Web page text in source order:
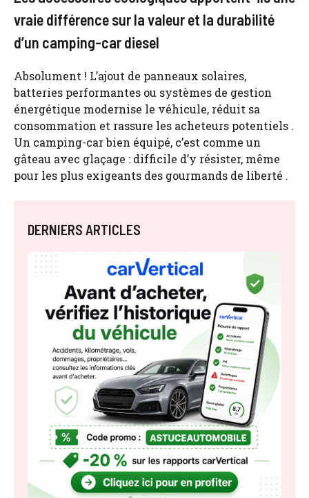
vraie différence sur la valeur et la durabilité
d’un camping-car diesel
Absolument ! L’ajout de panneaux solaires,
batteries performantes ou systèmes de gestion
énergétique modernise le véhicule, réduit sa
consommation et rassure les acheteurs potentiels .
Un camping-car bien équipé, c’est comme un
gâteau avec glaçage : difficile d’y résister, même
pour les plus exigeants des gourmands de liberté .
DERNIERS ARTICLES